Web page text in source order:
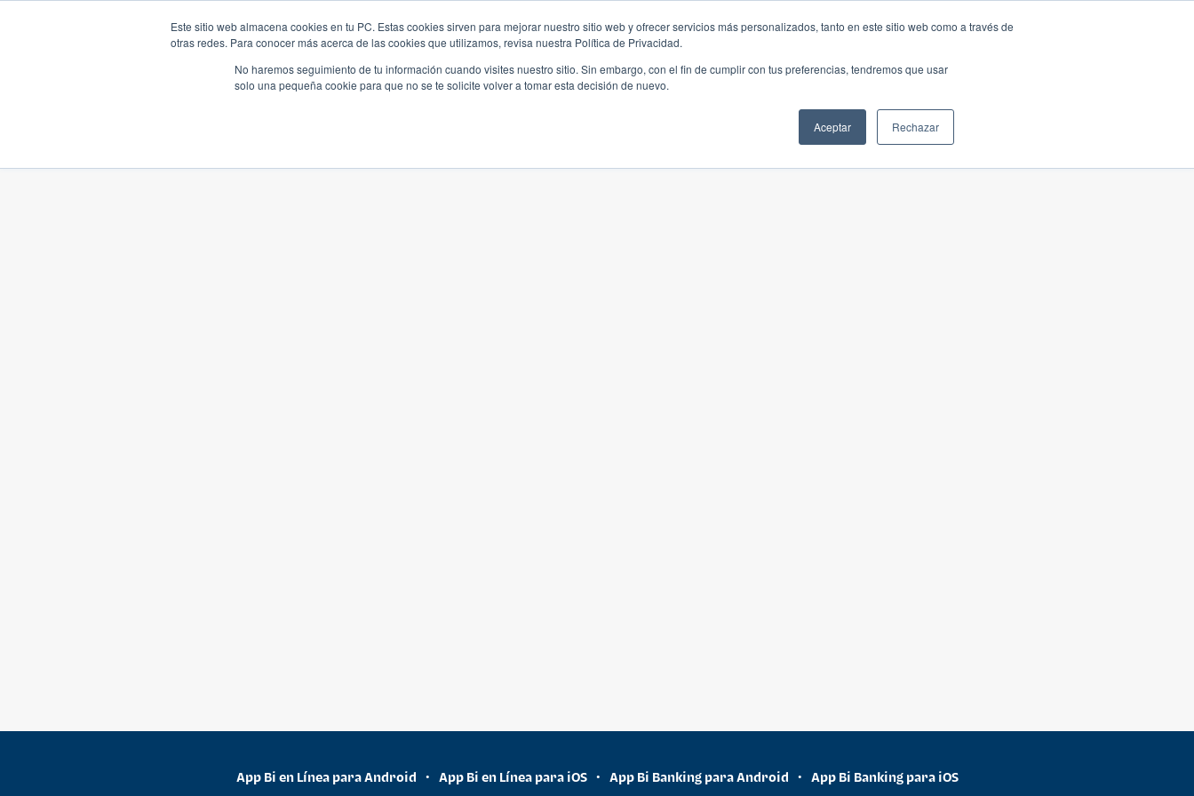
Este sitio web almacena cookies en tu PC. Estas cookies sirven para mejorar nuestro sitio web y ofrecer servicios más personalizados, tanto en este sitio web como a través de
otras redes. Para conocer más acerca de las cookies que utilizamos, revisa nuestra Política de Privacidad.
No haremos seguimiento de tu información cuando visites nuestro sitio. Sin embargo, con el fin de cumplir con tus preferencias, tendremos que usar
solo una pequeña cookie para que no se te solicite volver a tomar esta decisión de nuevo.
Aceptar Rechazar
App Bi en Línea para Android • App Bi en Línea para iOS • App Bi Banking para Android • App Bi Banking para iOS